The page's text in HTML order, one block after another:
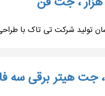
تولید شرکت تی تاک با
جت هیتر برقی سه